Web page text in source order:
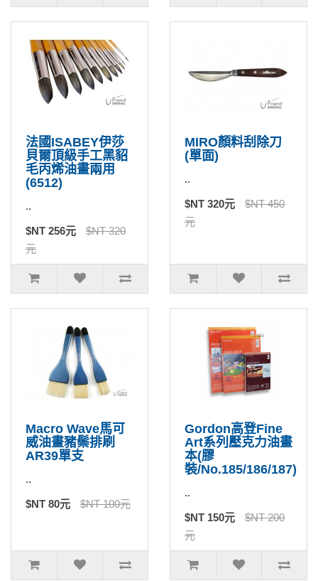
法國ISABEY伊莎
貝爾頂級手工黑貂
毛丙烯油畫兩用
(6512)
..
$NT 256元
$NT 320
元
MIRO顏料刮除刀
(單面)
..
$NT 320元
$NT 450
元
Macro Wave馬可
威油畫豬鬃排刷
AR39單支
..
$NT 80元 $NT 100元
Gordon高登Fine
Art系列壓克力油畫
本(膠
裝/No.185/186/187)
..
$NT 150元
$NT 200
元